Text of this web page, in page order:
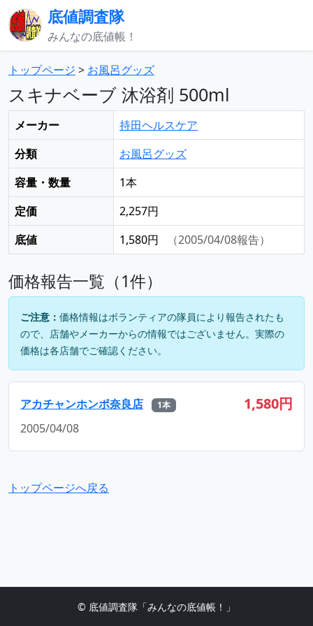
底値調査隊
みんなの底値帳！
トップページ > お風呂グッズ
スキナベーブ 沐浴剤 500ml
メーカー
持田ヘルスケア
分類
お風呂グッズ
容量・数量
1本
定価
2,257円
底値
1,580円 （2005/04/08報告）
価格報告一覧（1件）
ご注意： 価格情報はボランティアの隊員により報告されたも
ので、店舗やメーカーからの情報ではございません。実際の
価格は各店舗でご確認ください。
アカチャンホンポ奈良店 1本 1,580円
2005/04/08
トップページへ戻る
© 底値調査隊「みんなの底値帳！」